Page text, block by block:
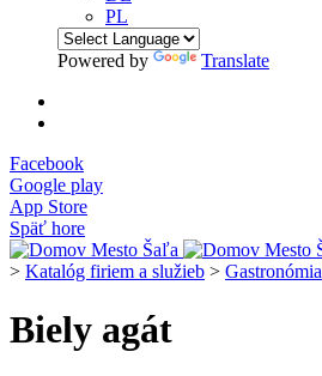
PL
Powered by Translate
Facebook
Google play
App Store
Späť hore
> Katalóg firiem a služieb > Gastronómia
Biely agát